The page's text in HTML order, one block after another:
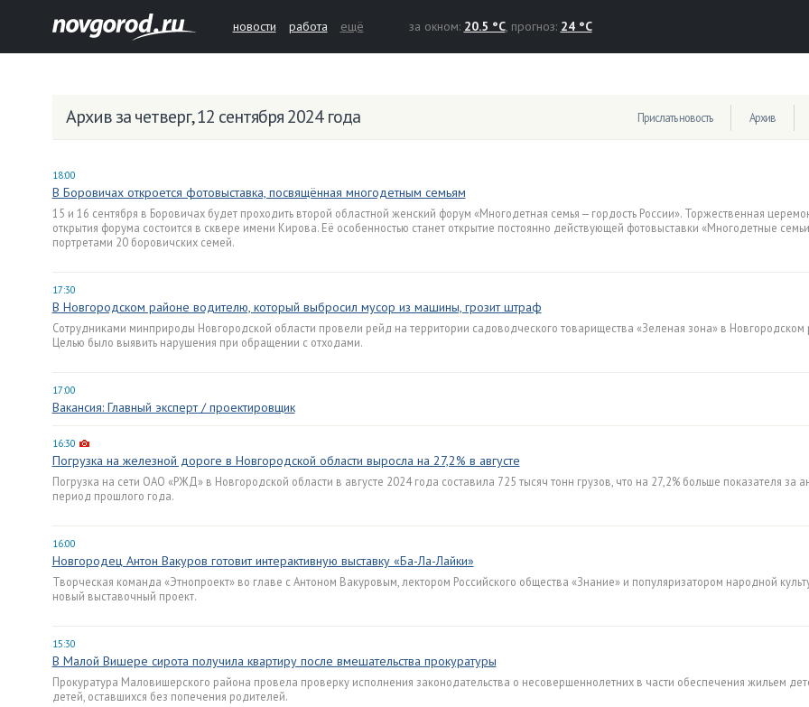
новости работа ещё за окном: 20.5 °C, прогноз: 24 °C
Архив за четверг, 12 сентября 2024 года Прислать новость Архив
18:00
В Боровичах откроется фотовыставка, посвящённая многодетным семьям
15 и 16 сентября в Боровичах будет проходить второй областной женский форум «Многодетная семья — гордость России». Торжественная
открытия форума состоится в сквере имени Кирова. Её особенностью станет открытие постоянно действующей фотовыставки «Многодетные
портретами 20 боровичских семей.
17:30
В Новгородском районе водителю, который выбросил мусор из машины, грозит штраф
Сотрудниками минприроды Новгородской области провели рейд на территории садоводческого товарищества «Зеленая зона» в Новгородском
Целью было выявить нарушения при обращении с отходами.
17:00
Вакансия: Главный эксперт / проектировщик
16:30
Погрузка на железной дороге в Новгородской области выросла на 27,2% в августе
Погрузка на сети ОАО «РЖД» в Новгородской области в августе 2024 года составила 725 тысяч тонн грузов, что на 27,2% больше показателя за
период прошлого года.
16:00
Новгородец Антон Вакуров готовит интерактивную выставку «Ба-Ла-Лайки»
Творческая команда «Этнопроект» во главе с Антоном Вакуровым, лектором Российского общества «Знание» и популяризатором народной
новый выставочный проект.
15:30
В Малой Вишере сирота получила квартиру после вмешательства прокуратуры
Прокуратура Маловишерского района провела проверку исполнения законодательства о несовершеннолетних в части обеспечения жильем
детей, оставшихся без попечения родителей.